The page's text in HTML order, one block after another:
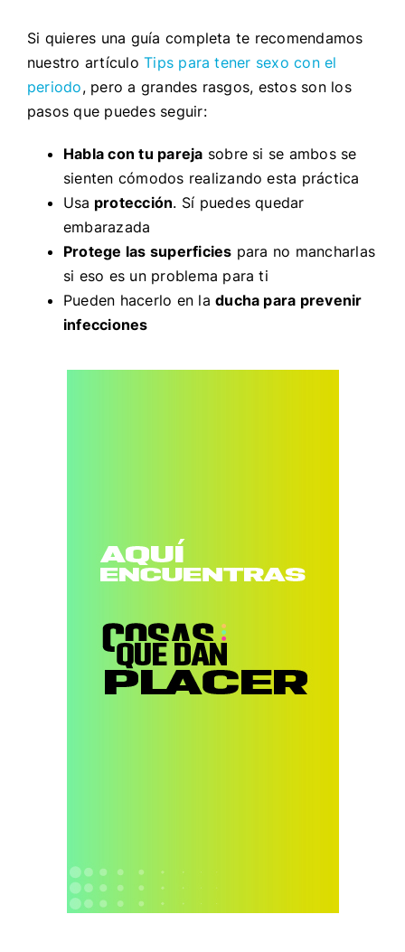
Si quieres una guía completa te recomendamos
nuestro artículoTips para tener sexo con el
periodo, pero a grandes rasgos, estos son los
pasos que puedes seguir:
Habla con tu pareja sobre si se ambos se
sienten cómodos realizando esta práctica
Usa protección. Sí puedes quedar
embarazada
Protege las superficies para no mancharlas
si eso es un problema para ti
Pueden hacerlo en laducha para prevenir
infecciones